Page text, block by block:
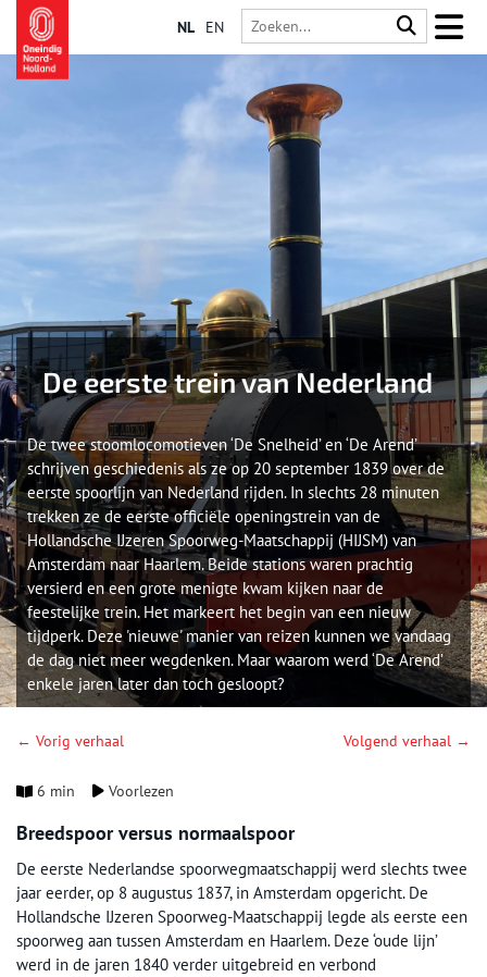
NL EN
De eerste trein van Nederland
De twee stoomlocomotieven ‘De Snelheid’ en ‘De Arend’
schrijven geschiedenis als ze op 20 september 1839 over de
eerste spoorlijn van Nederland rijden. In slechts 28 minuten
trekken ze de eerste officiële openingstrein van de
Hollandsche IJzeren Spoorweg-Maatschappij (HIJSM) van
Amsterdam naar Haarlem. Beide stations waren prachtig
versierd en een grote menigte kwam kijken naar de
feestelijke trein. Het markeert het begin van een nieuw
tijdperk. Deze 'nieuwe' manier van reizen kunnen we vandaag
de dag niet meer wegdenken. Maar waarom werd ‘De Arend’
enkele jaren later dan toch gesloopt?
← Vorig verhaal Volgend verhaal →
6 min Voorlezen
Breedspoor versus normaalspoor
De eerste Nederlandse spoorwegmaatschappij werd slechts twee
jaar eerder, op 8 augustus 1837, in Amsterdam opgericht. De
Hollandsche IJzeren Spoorweg-Maatschappij legde als eerste een
spoorweg aan tussen Amsterdam en Haarlem. Deze ‘oude lijn’
werd in de jaren 1840 verder uitgebreid en verbond